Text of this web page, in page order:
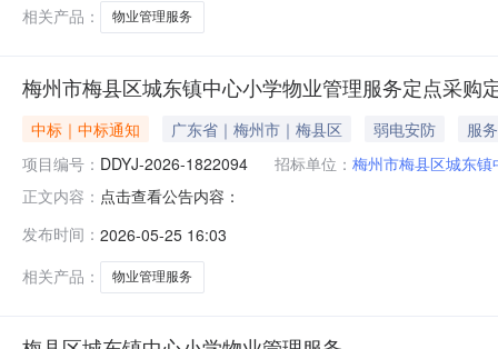
相关产品：
物业管理服务
梅州市梅县区城东镇中心小学物业管理服务定点采购
中标｜中标通知 广东省｜梅州市｜梅县区 弱电安防
服务
项目编号： DDYJ-2026-1822094 招标单位： 梅州市梅县区城东镇
正文内容： 点击查看公告内容：
发布时间： 2026-05-25 16:03
相关产品：
物业管理服务